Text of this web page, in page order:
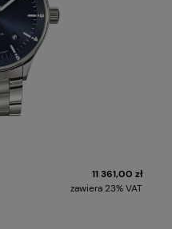
11 361,00 zł
zawiera 23% VAT